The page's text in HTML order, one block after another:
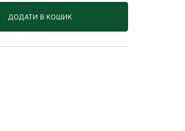
ДОДАТИ В КОШИК